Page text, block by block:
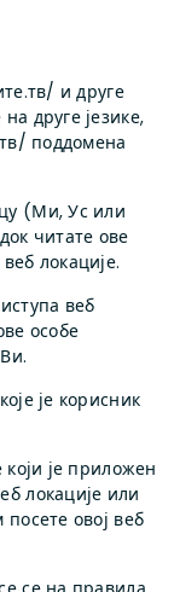
и друге
друге језике,
поддомена
(Ми, Ус или
читате ове
локације.
веб
особе
је корисник
који је приложен
локације или
овој веб